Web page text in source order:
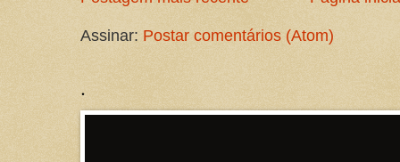
Assinar: Postar comentários (Atom)
.